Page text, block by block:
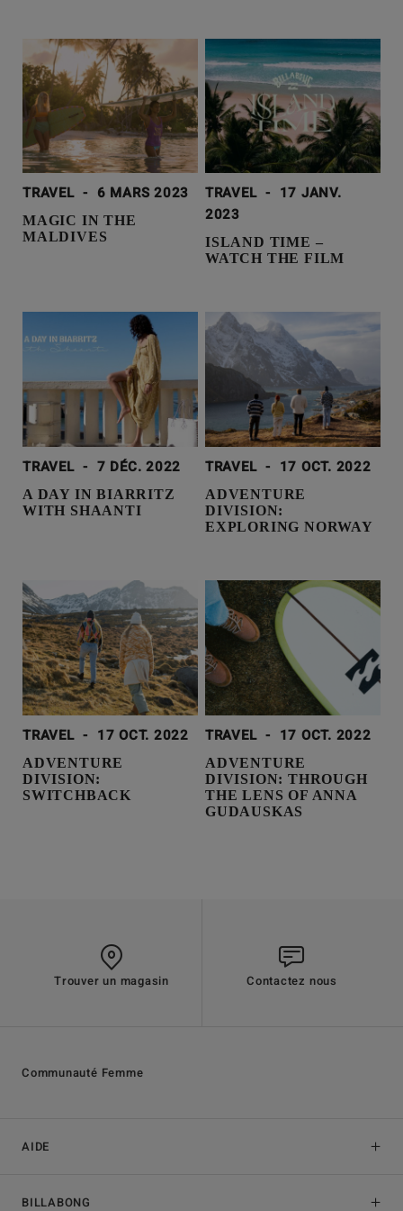
TRAVEL - 6 MARS 2023
MAGIC IN THE
MALDIVES
TRAVEL - 17 JANV.
2023
ISLAND TIME –
WATCH THE FILM
TRAVEL - 7 DÉC. 2022
A DAY IN BIARRITZ
WITH SHAANTI
TRAVEL - 17 OCT. 2022
ADVENTURE
DIVISION:
EXPLORING NORWAY
TRAVEL - 17 OCT. 2022
ADVENTURE
DIVISION:
SWITCHBACK
TRAVEL - 17 OCT. 2022
ADVENTURE
DIVISION: THROUGH
THE LENS OF ANNA
GUDAUSKAS
Trouver un magasin Contactez nous
AIDE
BILLABONG
Communauté Femme